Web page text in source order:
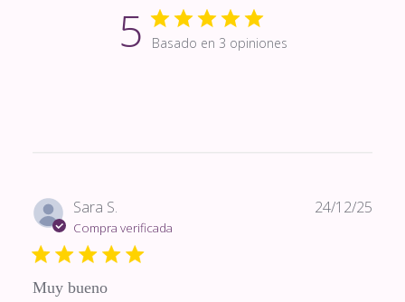
5 Basado en 3 opiniones
Sara S.
Compra verificada
Muy bueno
24/12/25